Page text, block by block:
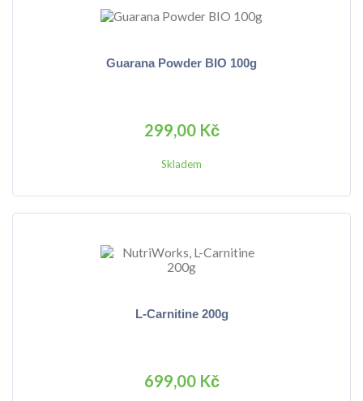
Guarana Powder BIO 100g
299,00 Kč
Skladem
L-Carnitine 200g
699,00 Kč